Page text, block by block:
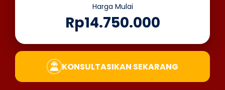
Harga Mulai
Rp14.750.000
KONSULTASIKAN SEKARANG